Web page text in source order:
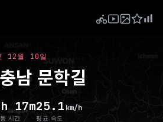
12월 10일
남 문학길
17m
시간
25.1 km/h
평균 속도